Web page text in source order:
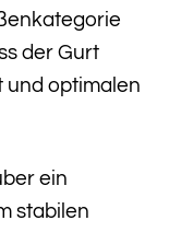
der Gurt
und optimalen
ein
stabilen